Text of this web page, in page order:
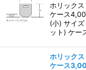
ホリック
ケース
(小) サイ
ット) ケー
ホリック
ケース